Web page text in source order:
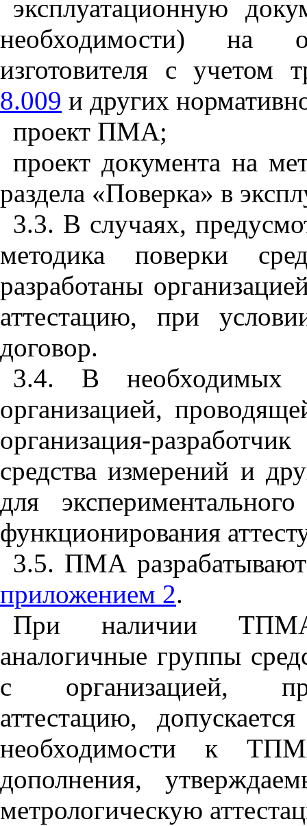
эксплуатационную
необходимости) на
изготовителя с учетом
8.009 и других
проект ПМА;
проект документа на
раздела «Поверка» в
3.3. В случаях,
методика поверки
разработаны
аттестацию, при
договор.
3.4. В необходимых
организацией,
организация-
средства измерений и
для
функционирования
3.5. ПМА
приложением 2.
При наличии
аналогичные группы
с организацией,
аттестацию,
необходимости к
дополнения,
метрологическую